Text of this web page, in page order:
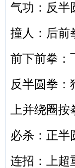
气功：反半
撞人：后前
前下前拳：
反半圆拳：
上并绕圈
必杀：正半
连招：上